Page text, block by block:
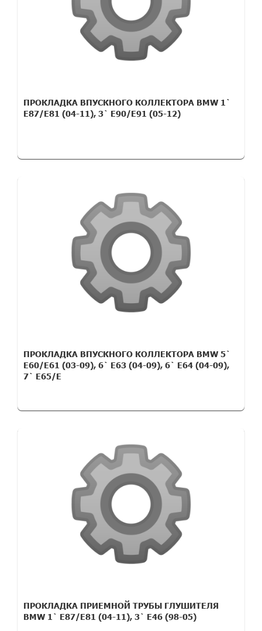
ПРОКЛАДКА ВПУСКНОГО КОЛЛЕКТОРА BMW 1`
E87/E81 (04-11), 3` E90/E91 (05-12)
ПРОКЛАДКА ВПУСКНОГО КОЛЛЕКТОРА BMW 5`
E60/E61 (03-09), 6` E63 (04-09), 6` E64 (04-09),
7` E65/E
ПРОКЛАДКА ПРИЕМНОЙ ТРУБЫ ГЛУШИТЕЛЯ
BMW 1` E87/E81 (04-11), 3` E46 (98-05)